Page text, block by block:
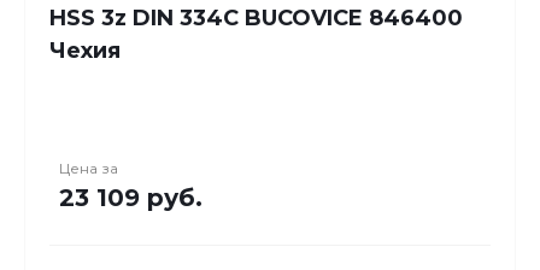
HSS 3z DIN 334C BUCOVICE 846400
Чехия
Цена за
23 109 руб.